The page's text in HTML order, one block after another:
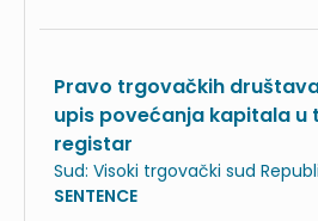
Pravo trgovačkih
upis povećanja kapitala u
registar
Sud: Visoki trgovački sud
SENTENCE